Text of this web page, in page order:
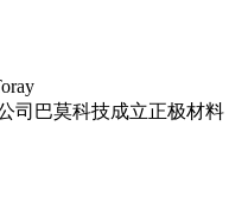
司巴莫科技成立正极材料